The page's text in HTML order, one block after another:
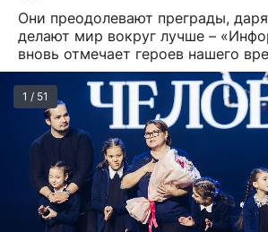
Они преодолевают преграды,
делают мир вокруг лучше –
вновь отмечает героев нашего
1 / 51